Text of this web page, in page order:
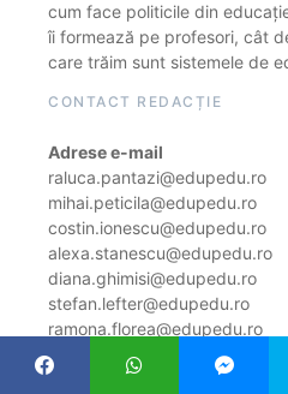
cum face politicile din
îi formează pe profesori, cât
care trăim sunt sistemele de
CONTACT REDACȚIE
Adrese e-mail
raluca.pantazi@edupedu.ro
mihai.peticila@edupedu.ro
costin.ionescu@edupedu.ro
alexa.stanescu@edupedu.ro
diana.ghimisi@edupedu.ro
stefan.lefter@edupedu.ro
ramona.florea@edupedu.ro
Notă de informare cu privire